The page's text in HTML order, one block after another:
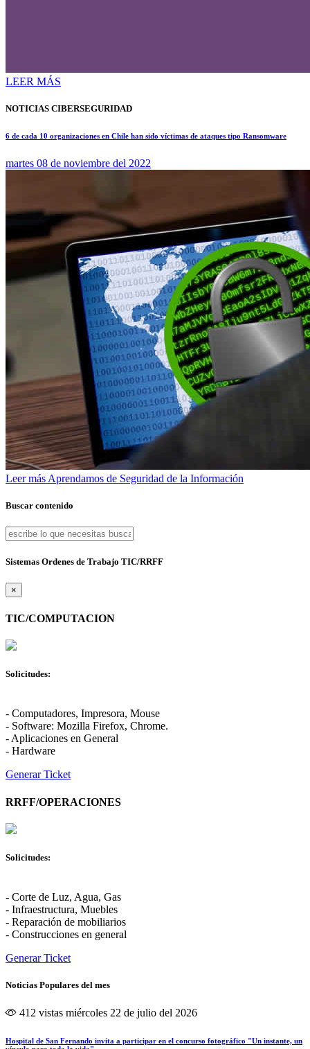
LEER MÁS
NOTICIAS CIBERSEGURIDAD
6 de cada 10 organizaciones en Chile han sido víctimas de ataques tipo Ransomware
martes 08 de noviembre del 2022
Leer más Aprendamos de Seguridad de la Información
Buscar contenido
Sistemas Ordenes de Trabajo TIC/RRFF
×
TIC/COMPUTACION
Solicitudes:
- Computadores, Impresora, Mouse
- Software: Mozilla Firefox, Chrome.
- Aplicaciones en General
- Hardware
Generar Ticket
RRFF/OPERACIONES
Solicitudes:
- Corte de Luz, Agua, Gas
- Infraestructura, Muebles
- Reparación de mobiliarios
- Construcciones en general
Generar Ticket
Noticias Populares del mes
412 vistas miércoles 22 de julio del 2026
Hospital de San Fernando invita a participar en el concurso fotográfico "Un instante, un